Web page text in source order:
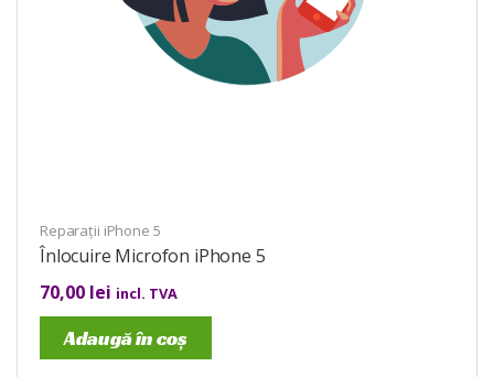
Reparații iPhone 5
Înlocuire Microfon iPhone 5
70,00 lei incl. TVA
Adaugă în coș